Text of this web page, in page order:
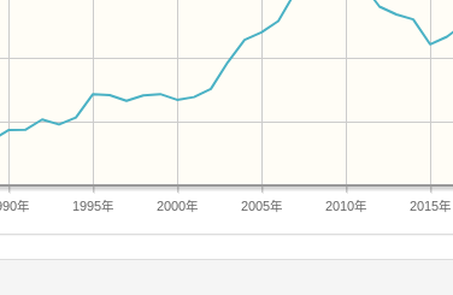
年 1995年 2000年 2005年 2010年 2015年